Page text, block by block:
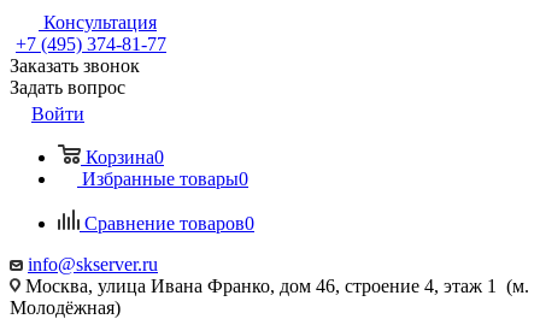
Консультация
+7 (495) 374-81-77
Заказать звонок
Задать вопрос
Войти
Корзина0
Избранные товары0
Сравнение товаров0
info@skserver.ru
Москва, улица Ивана Франко, дом 46, строение 4, этаж 1 (м.
Молодёжная)